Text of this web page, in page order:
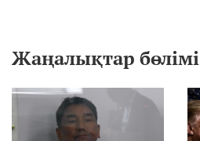
Жаңалықтар бөлімі